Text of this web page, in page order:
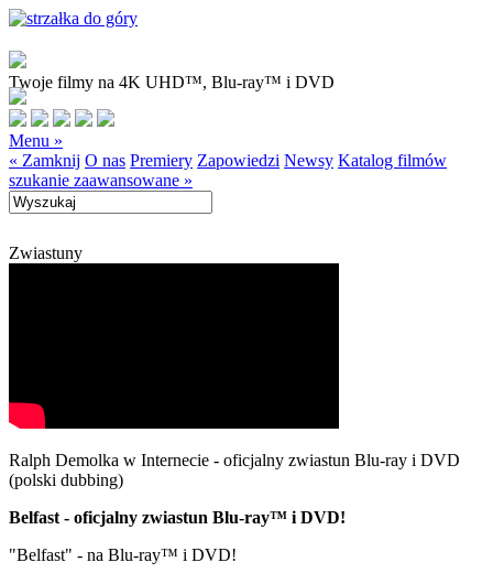
Twoje filmy na 4K UHD™, Blu-ray™ i DVD
Menu »
« Zamknij O nas Premiery Zapowiedzi Newsy Katalog filmów
szukanie zaawansowane »
Zwiastuny
Ralph Demolka w Internecie - oficjalny zwiastun Blu-ray i DVD
(polski dubbing)
Belfast - oficjalny zwiastun Blu-ray™ i DVD!
"Belfast" - na Blu-ray™ i DVD!